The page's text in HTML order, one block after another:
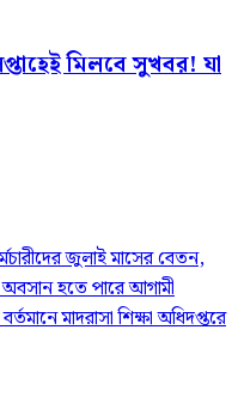
মিলবে সুখবর! যা
জুলাই মাসের বেতন,
অবসান হতে পারে আগামী
মাদরাসা শিক্ষা অধিদপ্তরে